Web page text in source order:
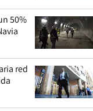
50%
red